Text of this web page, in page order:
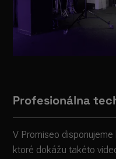
Profesionálna
V Promiseo
ktoré dokážu takéto